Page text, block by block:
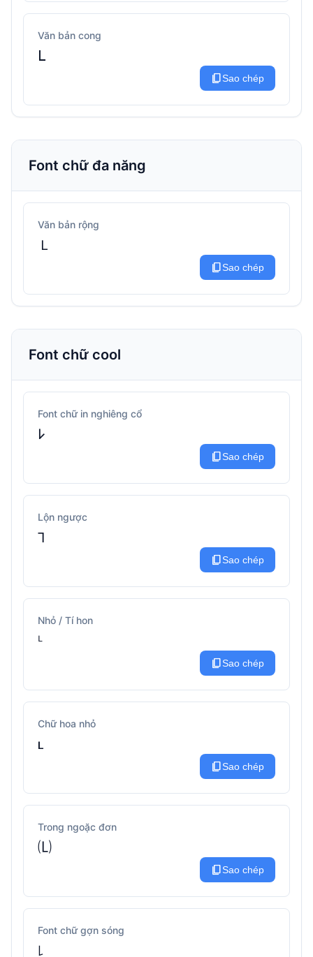
Văn bản cong
ᒪ
content_copySao chép
Font chữ đa năng
Văn bản rộng
Ｌ
content_copySao chép
Font chữ cool
Font chữ in nghiêng cổ
𐌋
content_copySao chép
Lộn ngược
⅂
content_copySao chép
Nhỏ / Tí hon
ᴸ
content_copySao chép
Chữ hoa nhỏ
ʟ
content_copySao chép
Trong ngoặc đơn
🄛
content_copySao chép
Font chữ gợn sóng
꒒